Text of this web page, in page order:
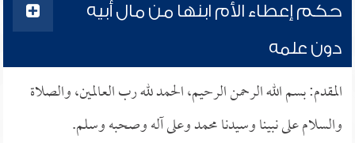
حكم إعطاء الأم ابنها من مال أبيه
دون علمه
المقدم: بسم الله الرحمن الرحيم، الحمد لله رب العالمين، والصلاة
والسلام على نبينا وسيدنا محمد وعلى آله وصحبه وسلم.